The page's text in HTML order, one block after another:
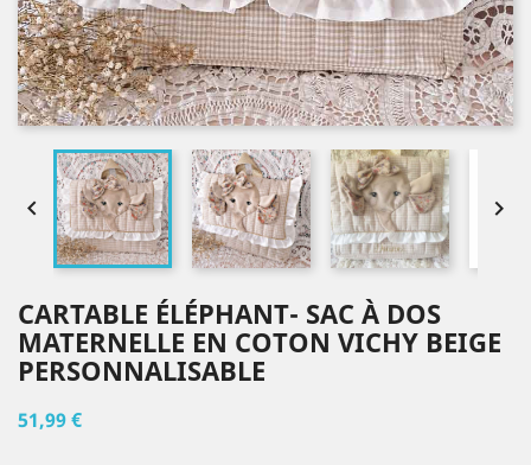
 
CARTABLE ÉLÉPHANT- SAC À DOS
MATERNELLE EN COTON VICHY BEIGE
PERSONNALISABLE
51,99 €